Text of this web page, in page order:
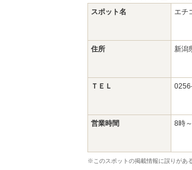
スポット名 エチ
住所 新潟
ＴＥＬ
営業時間 8時
※このスポットの掲載情報に誤りがあ